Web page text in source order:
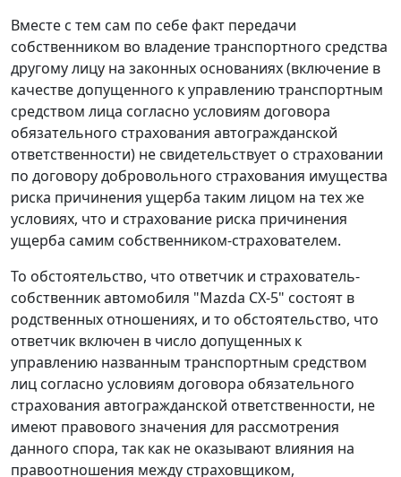
Вместе с тем сам по себе факт передачи
собственником во владение транспортного средства
другому лицу на законных основаниях (включение в
качестве допущенного к управлению транспортным
средством лица согласно условиям договора
обязательного страхования автогражданской
ответственности) не свидетельствует о страховании
по договору добровольного страхования имущества
риска причинения ущерба таким лицом на тех же
условиях, что и страхование риска причинения
ущерба самим собственником-страхователем.
То обстоятельство, что ответчик и страхователь-
собственник автомобиля "Mazda СХ-5" состоят в
родственных отношениях, и то обстоятельство, что
ответчик включен в число допущенных к
управлению названным транспортным средством
лиц согласно условиям договора обязательного
страхования автогражданской ответственности, не
имеют правового значения для рассмотрения
данного спора, так как не оказывают влияния на
правоотношения между страховщиком,